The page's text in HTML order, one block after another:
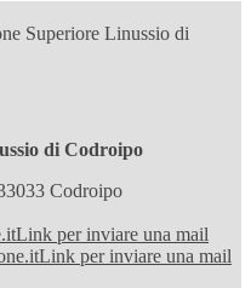
Superiore Linussio di
di Codroipo
Codroipo
Link per inviare una mail
Link per inviare una mail